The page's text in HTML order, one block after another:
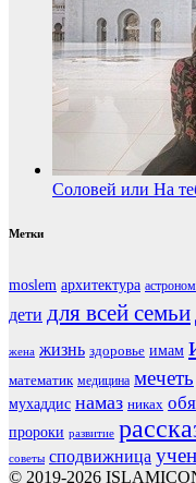
Соловей или На
Метки
moslem архитектура астроном
дети для всей семьи
жена жизнь здоровье имам
математик медицина мечеть
мухаддис намаз никах
пророки развитие
советы сподвижница
© 2019-2026